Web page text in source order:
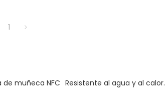
1
de muñeca NFC Resistente al agua y al calor.